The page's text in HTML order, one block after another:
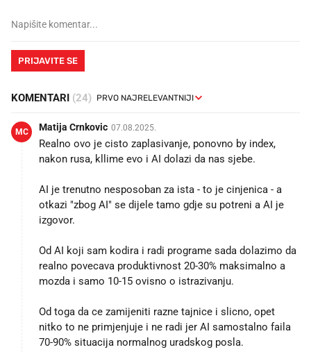
PRIJAVITE SE
KOMENTARI (24)
MC Matija Crnkovic 07.08.2025.
Realno ovo je cisto zaplasivanje, ponovno by index,
nakon rusa, kllime evo i AI dolazi da nas sjebe.
AI je trenutno nesposoban za ista - to je cinjenica - a
otkazi "zbog AI" se dijele tamo gdje su potreni a AI je
izgovor.
Od AI koji sam kodira i radi programe sada dolazimo da
realno povecava produktivnost 20-30% maksimalno a
mozda i samo 10-15 ovisno o istrazivanju.
Od toga da ce zamijeniti razne tajnice i slicno, opet
nitko to ne primjenjuje i ne radi jer AI samostalno faila
70-90% situacija normalnog uradskog posla.